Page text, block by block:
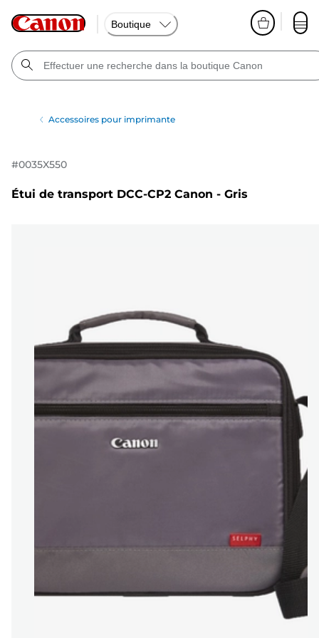
Boutique
Accessoires pour imprimante
#0035X550
Étui de transport DCC-CP2 Canon - Gris